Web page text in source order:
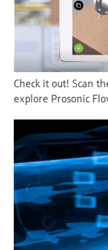
Check it out! Scan
explore Prosonic